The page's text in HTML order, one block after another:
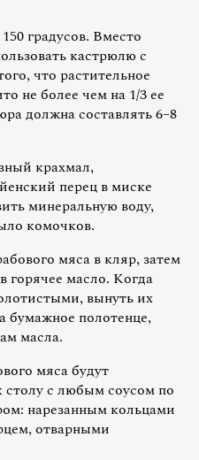
градусов. Вместо
кастрюлю с
что растительное
не более чем на 1/3 ее
должна составлять 6–8
крахмал,
перец в миске
минеральную воду,
комочков.
мяса в кляр, затем
горячее масло. Когда
вынуть их
бумажное полотенце,
масла.
мяса будут
столу с любым соусом по
нарезанным кольцами
отварными